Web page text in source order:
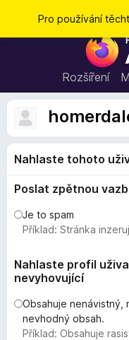
Pro používání
Rozšíření
Nahlaste tohoto
Poslat zpětnou
Je to spam
Příklad: Stránka
Nahlaste profil
nevyhovující
Obsahuje nenávistný,
nevhodný obsah.
Příklad: Obsahuje